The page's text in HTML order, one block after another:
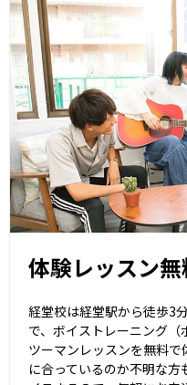
体験レッスン無
経堂校は経堂駅から徒歩3
で、ボイストレーニング
ツーマンレッスンを無料
に合っているのか不明な